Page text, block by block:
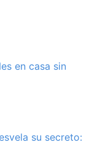
en casa sin
su secreto: